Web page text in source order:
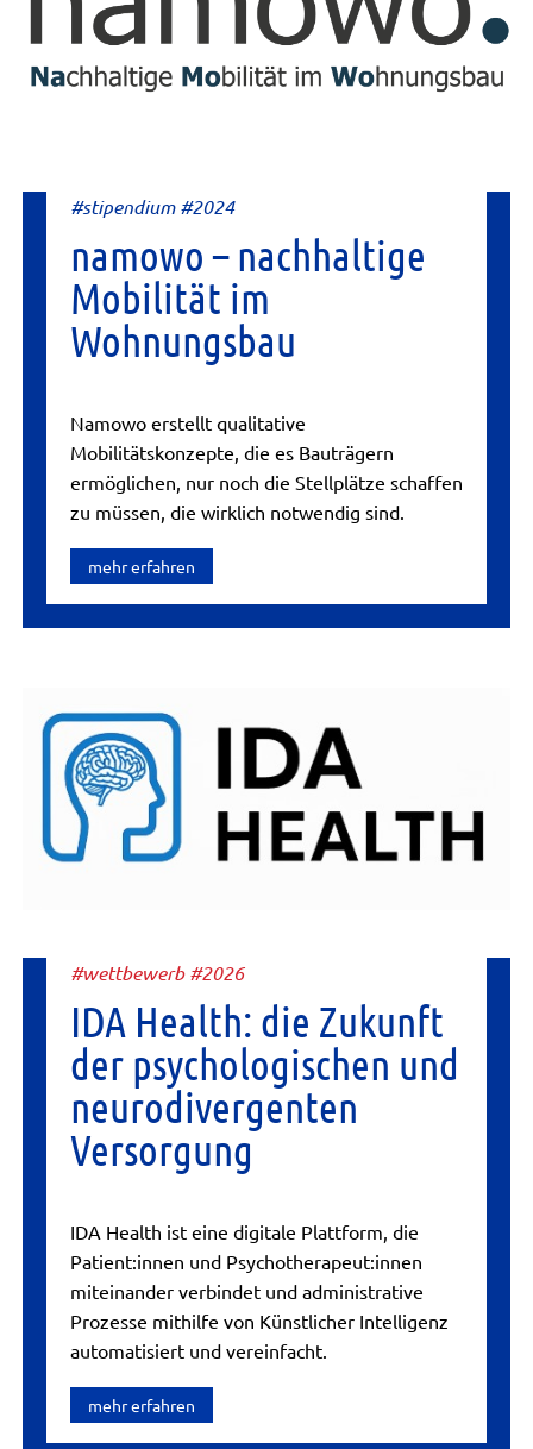
#stipendium #2024
namowo – nachhaltige
Mobilität im
Wohnungsbau
Namowo erstellt qualitative
Mobilitätskonzepte, die es Bauträgern
ermöglichen, nur noch die Stellplätze schaffen
zu müssen, die wirklich notwendig sind.
mehr erfahren
#wettbewerb #2026
IDA Health: die Zukunft
der psychologischen und
neurodivergenten
Versorgung
IDA Health ist eine digitale Plattform, die
Patient:innen und Psychotherapeut:innen
miteinander verbindet und administrative
Prozesse mithilfe von Künstlicher Intelligenz
automatisiert und vereinfacht.
mehr erfahren